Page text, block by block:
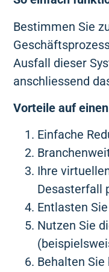
Bestimmen Sie
Ausfall dieser
anschliessend
Vorteile auf
Einfache
Ihre
Desasterfall
Entlasten
Nutzen Sie
Behalten